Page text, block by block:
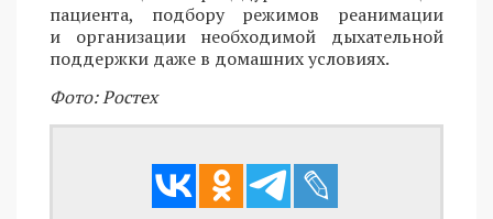
пациента, подбору режимов реанимации
и организации необходимой дыхательной
поддержки даже в домашних условиях.
Фото: Ростех